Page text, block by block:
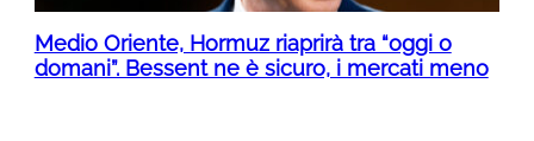
Medio Oriente, Hormuz riaprirà tra “oggi o
domani”. Bessent ne è sicuro, i mercati meno